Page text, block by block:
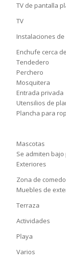
TV de pantalla
TV
Instalaciones
Enchufe cerca
Tendedero
Perchero
Mosquitera
Entrada privada
Utensilios de
Plancha para
Mascotas
Se admiten
Exteriores
Zona de
Muebles de
Terraza
Actividades
Playa
Varios